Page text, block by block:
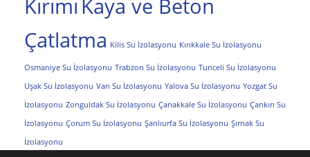
Kırımı Kaya ve Beton
Çatlatma Kilis Su İzolasyonu Kırıkkale Su İzolasyonu
Osmaniye Su İzolasyonu Trabzon Su İzolasyonu Tunceli Su İzolasyonu
Uşak Su İzolasyonu Van Su İzolasyonu Yalova Su İzolasyonu Yozgat Su
İzolasyonu Zonguldak Su İzolasyonu Çanakkale Su İzolasyonu Çankırı Su
İzolasyonu Çorum Su İzolasyonu Şanlıurfa Su İzolasyonu Şırnak Su
İzolasyonu